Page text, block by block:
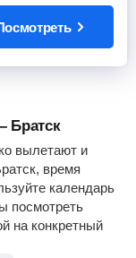
Братск
вылетают и
время
календарь
посмотреть
на конкретный